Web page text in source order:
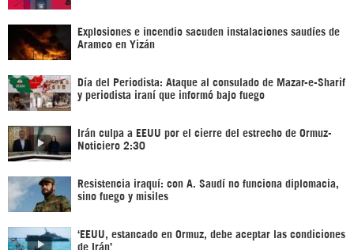
Explosiones e incendio sacuden instalaciones saudíes de
Aramco en Yizán
Día del Periodista: Ataque al consulado de Mazar-e-Sharif
y periodista iraní que informó bajo fuego
Irán culpa a EEUU por el cierre del estrecho de Ormuz-
Noticiero 2:30
Resistencia iraquí: con A. Saudí no funciona diplomacia,
sino fuego y misiles
‘EEUU, estancado en Ormuz, debe aceptar las condiciones
de Irán’